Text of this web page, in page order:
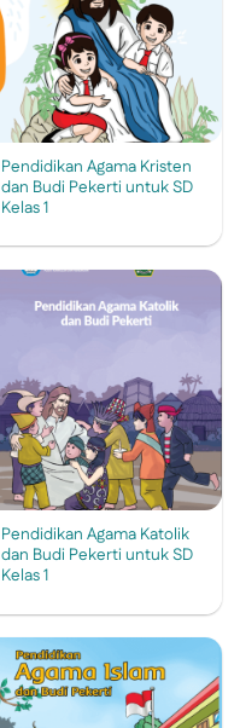
Pendidikan Agama Kristen
dan Budi Pekerti untuk SD
Kelas 1
Pendidikan Agama Katolik
dan Budi Pekerti untuk SD
Kelas 1